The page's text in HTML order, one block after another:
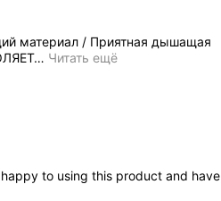
материал / Приятная дышащая
… Читать ещё
to using this product and have